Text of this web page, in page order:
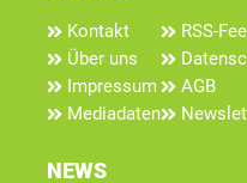
Kontakt
Über uns
Impressum
Mediadaten
RSS-
AGB
NEWS